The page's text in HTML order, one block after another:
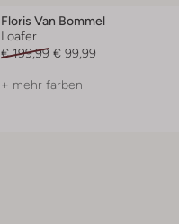
Floris Van Bommel
Loafer
€ 199,99 € 99,99
+ mehr farben